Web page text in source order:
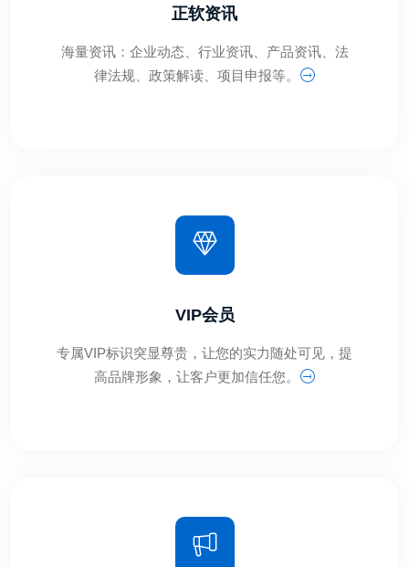
正软资讯
海量资讯：企业动态、行业资讯、产品资讯、法
律法规、政策解读、项目申报等。
VIP会员
专属VIP标识突显尊贵，让您的实力随处可见，提
高品牌形象，让客户更加信任您。